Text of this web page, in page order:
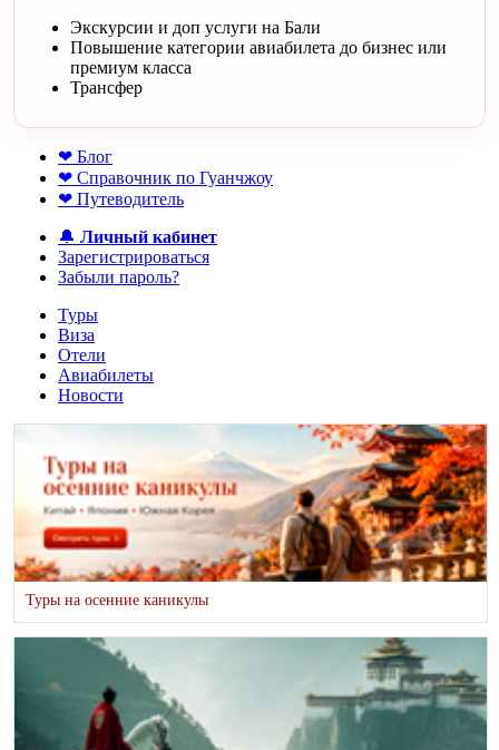
Экскурсии и доп услуги на Бали
Повышение категории авиабилета до бизнес или
премиум класса
Трансфер
❤ Блог
❤ Справочник по Гуанчжоу
❤ Путеводитель
🔔 Личный кабинет
Зарегистрироваться
Забыли пароль?
Туры
Виза
Отели
Авиабилеты
Новости
Туры на осенние каникулы